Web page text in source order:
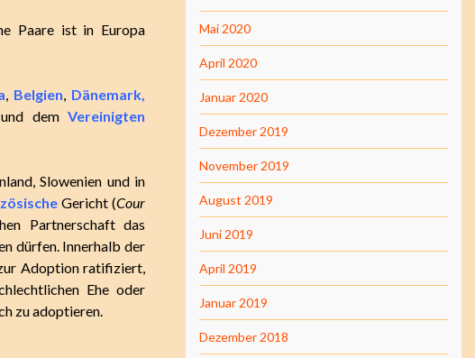
Paare ist in Europa
, Belgien, Dänemark,
und dem Vereinigten
, Slowenien und in
Gericht (Cour
Partnerschaft das
dürfen. Innerhalb der
Adoption ratifiziert,
Ehe oder
zu adoptieren.
Mai 2020
April 2020
Januar 2020
Dezember 2019
November 2019
August 2019
Juni 2019
April 2019
Januar 2019
Dezember 2018